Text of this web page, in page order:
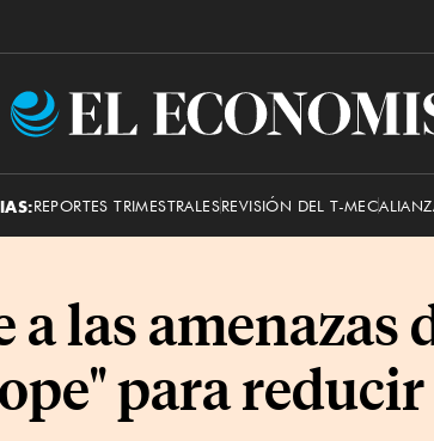
El
REPORTES TRIMESTRALESREVISIÓN DEL T-MEC
a las amenazas
para